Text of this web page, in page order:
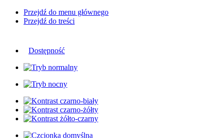
Przejdź do menu głównego
Przejdź do treści
Dostępność